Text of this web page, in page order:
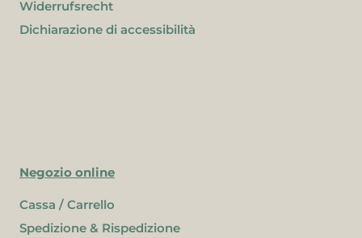
Widerrufsrecht
Dichiarazione di accessibilità
Negozio online
Cassa / Carrello
Spedizione & Rispedizione